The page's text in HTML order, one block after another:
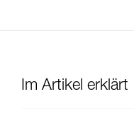
Im Artikel erklärt